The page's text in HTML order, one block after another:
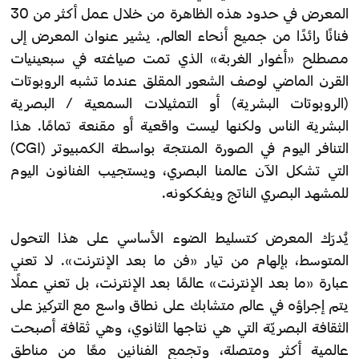
المعرض في حدود هذه الظاهرة من خلال عمل أكثر من 30
فنانًا رائدًا من جميع أنحاء العالم. يشير عنوان المعرض إلى
مصطلح «أغوار الغربة» الذي تمت صياغته في سبعينيات
القرن الماضي لوصف الشعور المقلق عندما تشبه الروبوتات
(الروبوتات البشرية) أو التمثيلات السمعية / البصرية
البشرية الناس ولكنها ليست واقعية أو مقنعة تمامًا. هذا
التنافر اليوم في الصورة المنتجة بواسطة الكمبيوتر (CGI)
التي تشكل الآن عالمنا البصري، ويستجيب الفنانون اليوم
للمشهد البصري الناتج ويفككونه.
يُدرَك المعرض كتسليط الضوء الأساسي على هذا التحول
المتوسط، بإلهام من تيار «فن ما بعد الإنترنت». لا تعني
عبارة «ما بعد الإنترنت» عالمًا بعد الإنترنت، بل تعني عملًا
يتم إجراؤه في عالم متشابك على نطاق واسع مع التركيز على
الثقافة البصريّة التي هي نتاجها الثانوي، وهي ثقافة أصبحت
عالمية أكثر ومتصلة، وتجمع الفنانين معًا من مناطق